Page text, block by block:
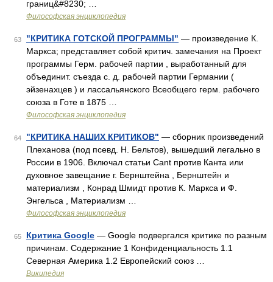
границ&#8230; …
Философская энциклопедия
63 "КРИТИКА ГОТСКОЙ ПРОГРАММЫ" — произведение К.
Маркса; представляет собой критич. замечания на Проект
программы Герм. рабочей партии , выработанный для
объединит. съезда с. д. рабочей партии Германии (
эйзенахцев ) и лассальянского Всеобщего герм. рабочего
союза в Готе в 1875 …
Философская энциклопедия
64 "КРИТИКА НАШИХ КРИТИКОВ" — сборник произведений
Плеханова (под псевд. Н. Бельтов), вышедший легально в
России в 1906. Включал статьи Cant против Канта или
духовное завещание г. Бернштейна , Бернштейн и
материализм , Конрад Шмидт против К. Маркса и Ф.
Энгельса , Материализм …
Философская энциклопедия
65 Критика Google — Google подвергался критике по разным
причинам. Содержание 1 Конфиденциальность 1.1
Северная Америка 1.2 Европейский союз …
Википедия